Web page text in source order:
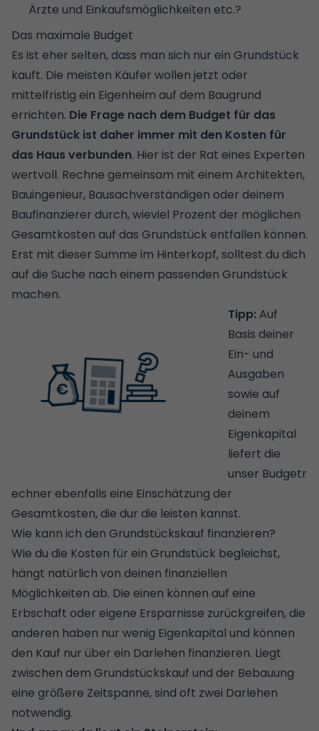
Ärzte und Einkaufsmöglichkeiten etc.?
Das maximale Budget
Es ist eher selten, dass man sich nur ein Grundstück
kauft. Die meisten Käufer wollen jetzt oder
mittelfristig ein Eigenheim auf dem Baugrund
errichten. Die Frage nach dem Budget für das
Grundstück ist daher immer mit den Kosten für
das Haus verbunden. Hier ist der Rat eines Experten
wertvoll. Rechne gemeinsam mit einem Architekten,
Bauingenieur, Bausachverständigen oder deinem
Baufinanzierer durch, wieviel Prozent der möglichen
Gesamtkosten auf das Grundstück entfallen können.
Erst mit dieser Summe im Hinterkopf, solltest du dich
auf die Suche nach einem passenden Grundstück
machen.
Tipp: Auf
Basis deiner
Ein- und
Ausgaben
sowie auf
deinem
Eigenkapital
liefert die
unser Budgetr
echner ebenfalls eine Einschätzung der
Gesamtkosten, die dur die leisten kannst.
Wie kann ich den Grundstückskauf finanzieren?
Wie du die Kosten für ein Grundstück begleichst,
hängt natürlich von deinen finanziellen
Möglichkeiten ab. Die einen können auf eine
Erbschaft oder eigene Ersparnisse zurückgreifen, die
anderen haben nur wenig Eigenkapital und können
den Kauf nur über ein Darlehen finanzieren. Liegt
zwischen dem Grundstückskauf und der Bebauung
eine größere Zeitspanne, sind oft zwei Darlehen
notwendig.